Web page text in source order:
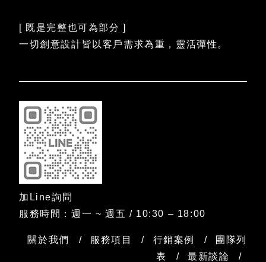
[ 既是完整也可為部分 ]
一切創意設計皆以客戶需求為重，靈活彈性。
加Line詢問
服務時間：週一 ~ 週五 / 10:30 – 18:00
關於我們 服務項目 行銷案例
團隊列
表
最新談論